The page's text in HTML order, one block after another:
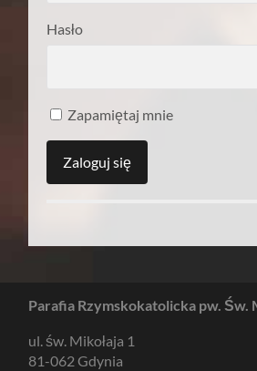
Hasło
Zapamiętaj mnie
Parafia Rzymskokatolicka pw. Św.
ul. św. Mikołaja 1
81-062 Gdynia